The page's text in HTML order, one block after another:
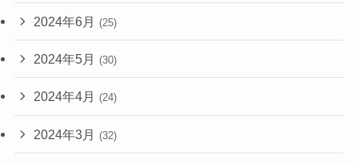
2024年6月 (25)
2024年5月 (30)
2024年4月 (24)
2024年3月 (32)